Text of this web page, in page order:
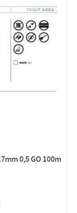
0,5 GO 100m